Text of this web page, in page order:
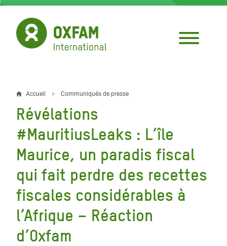
Aller
contenu
principal
Fil
d'Ariane
Accueil Communiqués de presse
Révélations
#MauritiusLeaks : L’île
Maurice, un paradis fiscal
qui fait perdre des recettes
fiscales considérables à
l’Afrique – Réaction
d’Oxfam